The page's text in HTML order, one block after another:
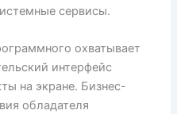
сервисы.
охватывает
интерфейс
на экране. Бизнес-
обладателя